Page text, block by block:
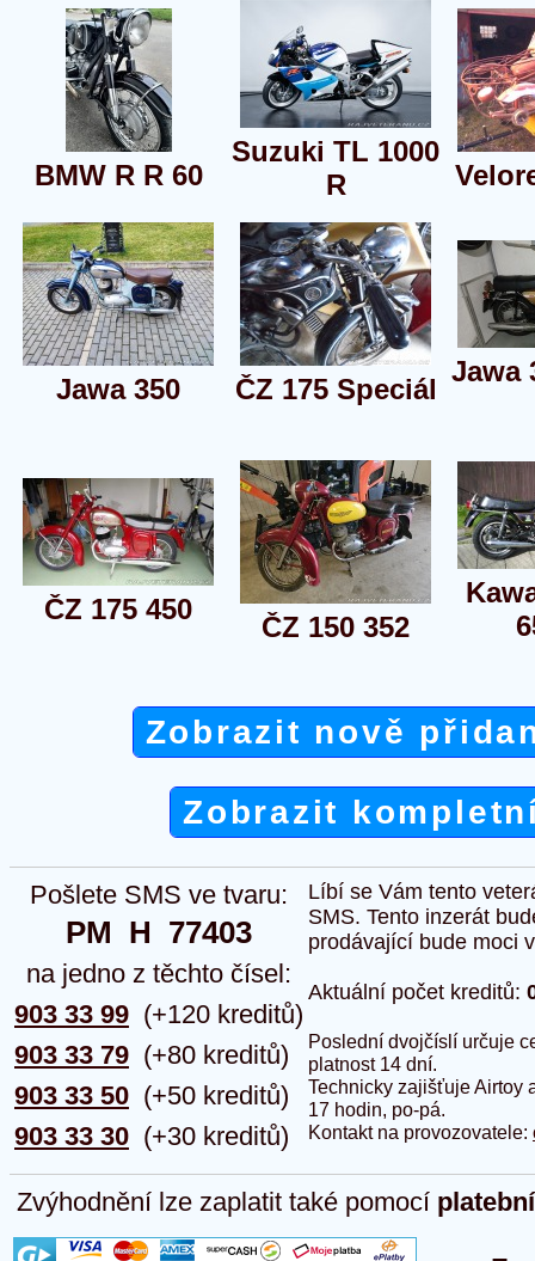
BMW R R 60
Suzuki TL 1000
R
Jawa 350 ČZ 175 Speciál
Jawa
ČZ 175 450
ČZ 150 352
Zobrazit nově
Zobrazit
Pošlete SMS ve tvaru:
PM  H  77403
na jedno z těchto čísel:
903 33 99
903 33 79
903 33 50
903 33 30
(+120 kreditů)
(+80 kreditů)
(+50 kreditů)
(+30 kreditů)
Líbí se Vám tento
SMS. Tento inzerát
prodávající bude moci
Aktuální počet kreditů:
Poslední dvojčíslí určuje
platnost 14 dní.
Technicky zajišťuje Airtoy
17 hodin, po-pá.
Kontakt na provozovatele:
Zvýhodnění lze zaplatit také pomocí